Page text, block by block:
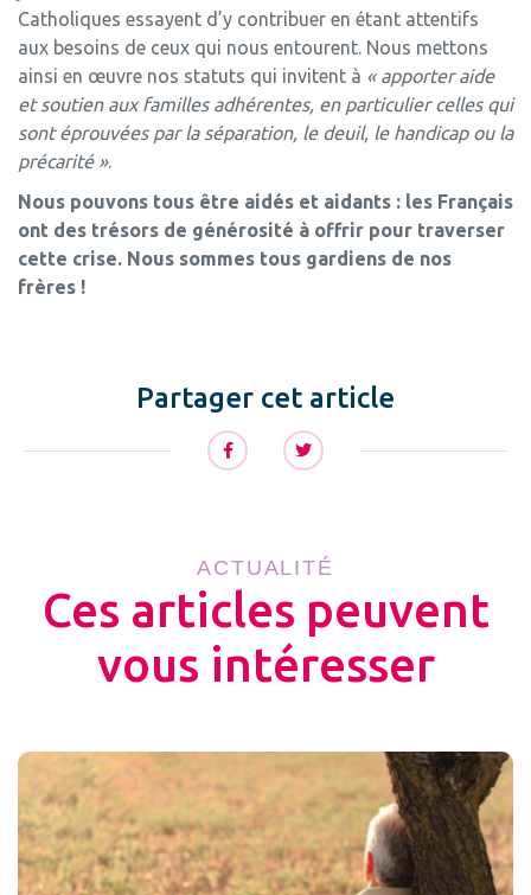
Catholiques essayent d’y contribuer en étant attentifs
aux besoins de ceux qui nous entourent. Nous mettons
ainsi en œuvre nos statuts qui invitent à « apporter aide
et soutien aux familles adhérentes, en particulier celles qui
sont éprouvées par la séparation, le deuil, le handicap ou la
précarité ».
Nous pouvons tous être aidés et aidants : les Français
ont des trésors de générosité à offrir pour traverser
cette crise. Nous sommes tous gardiens de nos
frères !
Partager cet article
ACTUALITÉ
Ces articles peuvent
vous intéresser